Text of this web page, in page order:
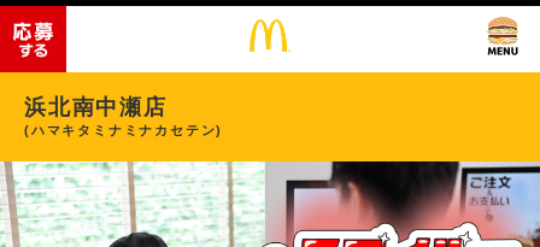
浜北南中瀬店
(ハマキタミナミナカセテン)